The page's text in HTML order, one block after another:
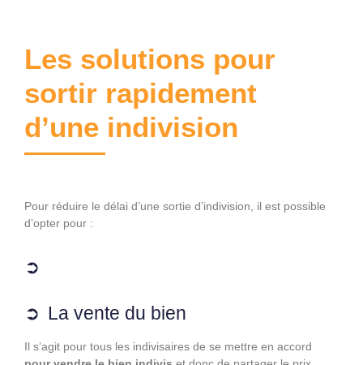
Les solutions pour
sortir rapidement
d’une indivision
Pour réduire le délai d’une sortie d’indivision, il est possible
d’opter pour :
La vente du bien
Il s’agit pour tous les indivisaires de se mettre en accord